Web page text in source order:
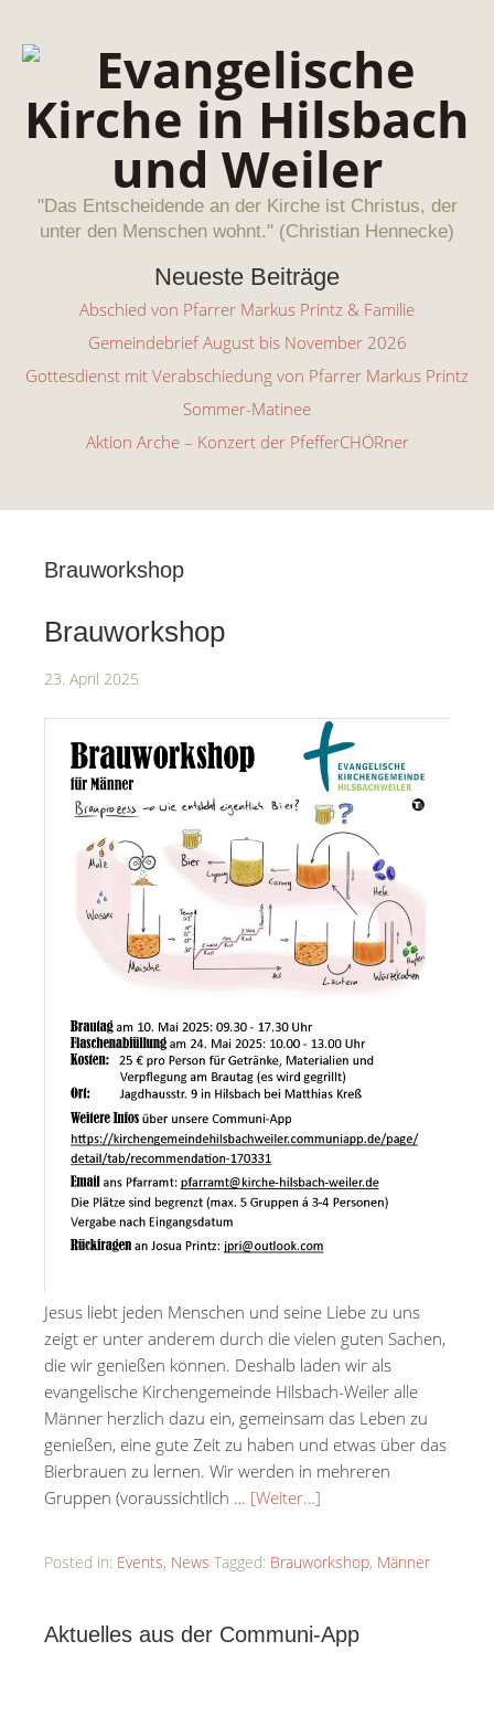
"Das Entscheidende an der Kirche ist Christus, der
unter den Menschen wohnt." (Christian Hennecke)
Neueste Beiträge
Abschied von Pfarrer Markus Printz & Familie
Gemeindebrief August bis November 2026
Gottesdienst mit Verabschiedung von Pfarrer Markus Printz
Sommer-Matinee
Aktion Arche – Konzert der PfefferCHÖRner
Brauworkshop
Brauworkshop
23. April 2025
Jesus liebt jeden Menschen und seine Liebe zu uns
zeigt er unter anderem durch die vielen guten Sachen,
die wir genießen können. Deshalb laden wir als
evangelische Kirchengemeinde Hilsbach-Weiler alle
Männer herzlich dazu ein, gemeinsam das Leben zu
genießen, eine gute Zeit zu haben und etwas über das
Bierbrauen zu lernen. Wir werden in mehreren
Gruppen (voraussichtlich … [Weiter…]
Posted in: Events, News Tagged: Brauworkshop, Männer
Aktuelles aus der Communi-App